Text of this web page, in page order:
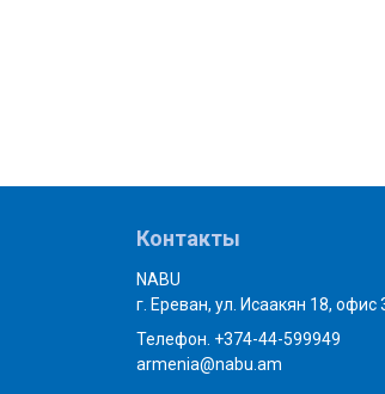
Контакты
NABU
г. Ереван, ул. Исаакян 18, офис
Телефон. +374-44-599949
armenia@nabu.am